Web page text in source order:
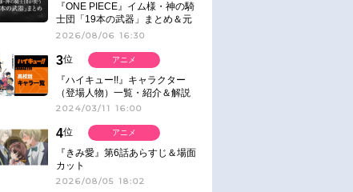
『ONE PIECE』イム様・神の騎
士団「19本の武器」まとめ＆元
ネタ
2026/08/06 16:30
3位
『ハイキュー!!』キャラクター
（登場人物）一覧・紹介＆解説
2024/03/11 16:00
アニメ
4位
『きみ愛』第6話あらすじ＆場面
カット
2026/08/05 18:02
アニメ